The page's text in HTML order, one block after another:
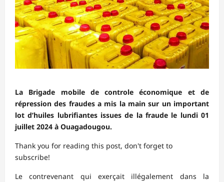
La Brigade mobile de controle économique et de
répression des fraudes a mis la main sur un important
lot d’huiles lubrifiantes issues de la fraude le lundi 01
juillet 2024 à Ouagadougou.
Thank you for reading this post, don't forget to
subscribe!
Le contrevenant qui exerçait illégalement dans la